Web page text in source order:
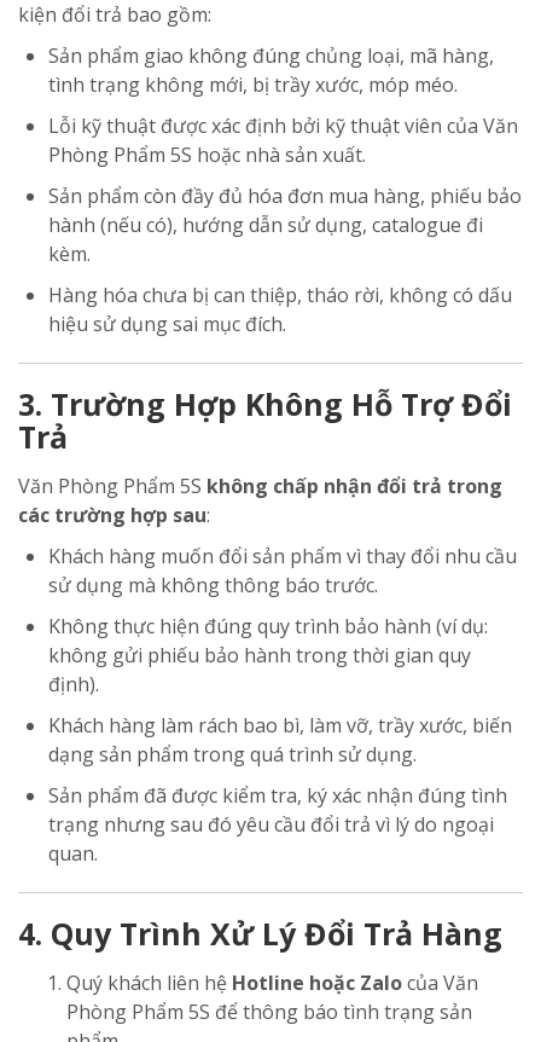
kiện đổi trả bao gồm:
Sản phẩm giao không đúng chủng loại, mã hàng,
tình trạng không mới, bị trầy xước, móp méo.
Lỗi kỹ thuật được xác định bởi kỹ thuật viên của Văn
Phòng Phẩm 5S hoặc nhà sản xuất.
Sản phẩm còn đầy đủ hóa đơn mua hàng, phiếu bảo
hành (nếu có), hướng dẫn sử dụng, catalogue đi
kèm.
Hàng hóa chưa bị can thiệp, tháo rời, không có dấu
hiệu sử dụng sai mục đích.
3. Trường Hợp Không Hỗ Trợ Đổi
Trả
Văn Phòng Phẩm 5S không chấp nhận đổi trả trong
các trường hợp sau:
Khách hàng muốn đổi sản phẩm vì thay đổi nhu cầu
sử dụng mà không thông báo trước.
Không thực hiện đúng quy trình bảo hành (ví dụ:
không gửi phiếu bảo hành trong thời gian quy
định).
Khách hàng làm rách bao bì, làm vỡ, trầy xước, biến
dạng sản phẩm trong quá trình sử dụng.
Sản phẩm đã được kiểm tra, ký xác nhận đúng tình
trạng nhưng sau đó yêu cầu đổi trả vì lý do ngoại
quan.
4. Quy Trình Xử Lý Đổi Trả Hàng
Quý khách liên hệ Hotline hoặc Zalocủa Văn
Phòng Phẩm 5S để thông báo tình trạng sản